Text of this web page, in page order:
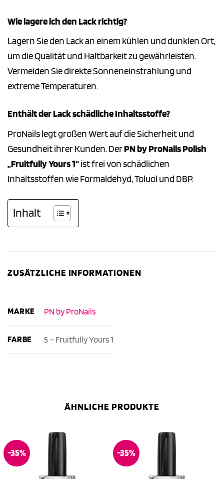
Wie lagere ich den Lack richtig?
Lagern Sie den Lack an einem kühlen und dunklen Ort,
um die Qualität und Haltbarkeit zu gewährleisten.
Vermeiden Sie direkte Sonneneinstrahlung und
extreme Temperaturen.
Enthält der Lack schädliche Inhaltsstoffe?
ProNails legt großen Wert auf die Sicherheit und
Gesundheit ihrer Kunden. DerPN by ProNails Polish
„Fruitfully Yours 1“ist frei von schädlichen
Inhaltsstoffen wie Formaldehyd, Toluol und DBP.
Inhalt
ZUSÄTZLICHE INFORMATIONEN
MARKE PN by ProNails
FARBE 5 – Fruitfully Yours 1
ÄHNLICHE PRODUKTE
-35% -35%